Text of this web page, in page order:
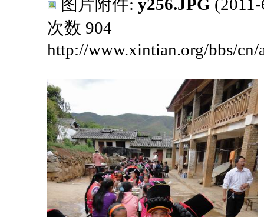
图片附件: y256.JPG
次数 904
http://www.xintian.org/bbs/cn/